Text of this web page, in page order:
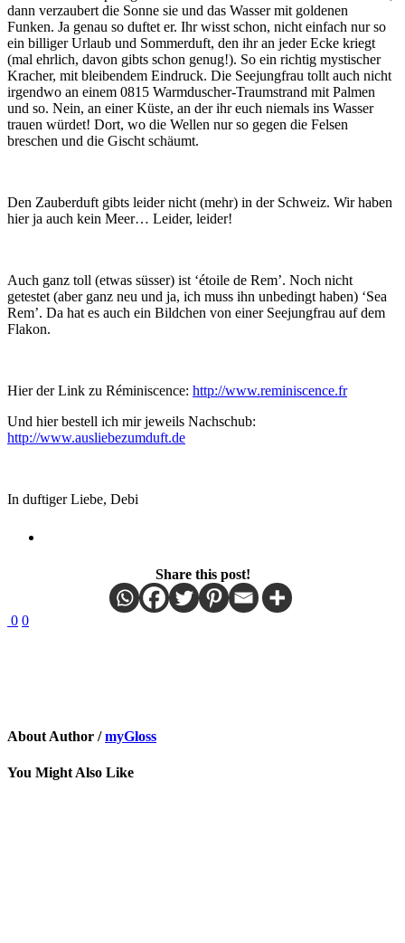
dann verzaubert die Sonne sie und das Wasser mit goldenen
Funken. Ja genau so duftet er. Ihr wisst schon, nicht einfach nur so
ein billiger Urlaub und Sommerduft, den ihr an jeder Ecke kriegt
(mal ehrlich, davon gibts schon genug!). So ein richtig mystischer
Kracher, mit bleibendem Eindruck. Die Seejungfrau tollt auch nicht
irgendwo an einem 0815 Warmduscher-Traumstrand mit Palmen
und so. Nein, an einer Küste, an der ihr euch niemals ins Wasser
trauen würdet! Dort, wo die Wellen nur so gegen die Felsen
breschen und die Gischt schäumt.
Den Zauberduft gibts leider nicht (mehr) in der Schweiz. Wir haben
hier ja auch kein Meer… Leider, leider!
Auch ganz toll (etwas süsser) ist ‘étoile de Rem’. Noch nicht
getestet (aber ganz neu und ja, ich muss ihn unbedingt haben) ‘Sea
Rem’. Da hat es auch ein Bildchen von einer Seejungfrau auf dem
Flakon.
Hier der Link zu Réminiscence: http://www.reminiscence.fr
Und hier bestell ich mir jeweils Nachschub:
http://www.ausliebezumduft.de
In duftiger Liebe, Debi
Share this post!
0 0
About Author /myGloss
You Might Also Like